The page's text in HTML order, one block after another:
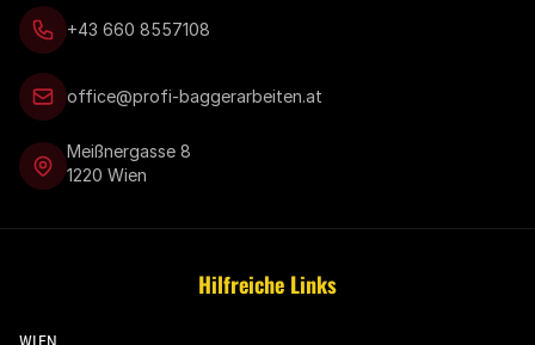
+43 660 8557108
office@profi-baggerarbeiten.at
Meißnergasse 8
1220 Wien
Hilfreiche Links